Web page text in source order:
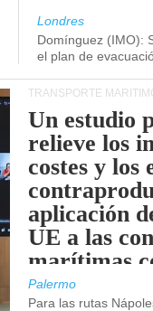
Londres
Domínguez (IMO):
el plan de
TRANSPORTE
Un estudio
relieve los
costes y los
aplicación
UE a las
marítimas
de Sicilia.
Palermo
Para las rutas